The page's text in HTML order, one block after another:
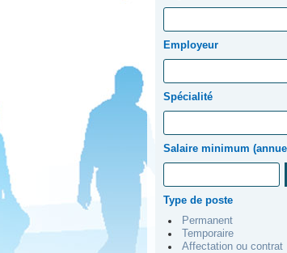
Employeur
Spécialité
Salaire minimum
Type de poste
Permanent
Temporaire
Affectation ou contrat